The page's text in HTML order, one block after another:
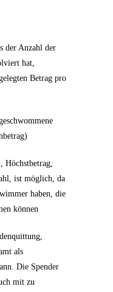
der Anzahl der
hat,
Betrag pro
Höchstbetrag,
ist möglich, da
haben, die
können
als
Die Spender
mit zu